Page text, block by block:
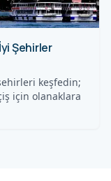
Şehirler
keşfedin;
için olanaklara